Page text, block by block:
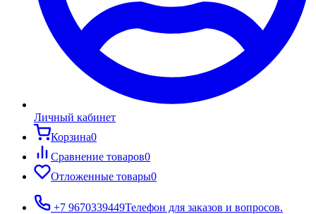
Личный кабинет
Корзина0
Сравнение товаров0
Отложенные товары0
+7 9670339449Телефон для заказов и вопросов.